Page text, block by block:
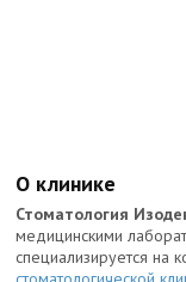
О клинике
Стоматология
медицинскими
специализируется на